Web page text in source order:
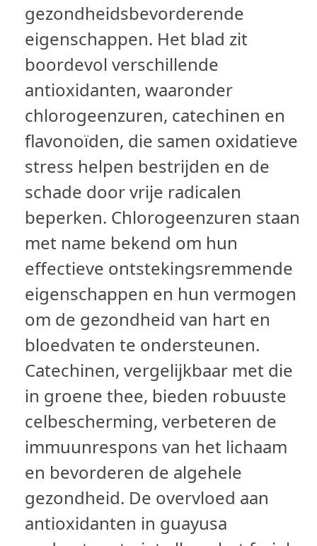
gezondheidsbevorderende
eigenschappen. Het blad zit
boordevol verschillende
antioxidanten, waaronder
chlorogeenzuren, catechinen en
flavonoïden, die samen oxidatieve
stress helpen bestrijden en de
schade door vrije radicalen
beperken. Chlorogeenzuren staan
met name bekend om hun
effectieve ontstekingsremmende
eigenschappen en hun vermogen
om de gezondheid van hart en
bloedvaten te ondersteunen.
Catechinen, vergelijkbaar met die
in groene thee, bieden robuuste
celbescherming, verbeteren de
immuunrespons van het lichaam
en bevorderen de algehele
gezondheid. De overvloed aan
antioxidanten in guayusa